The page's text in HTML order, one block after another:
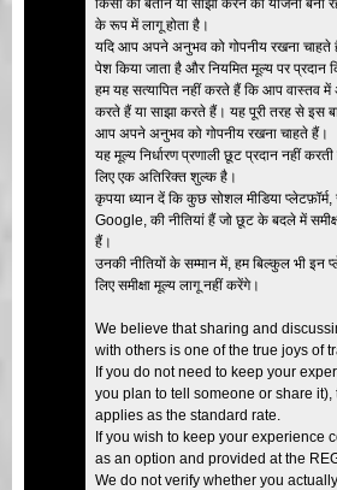
के रूप में लागू होता है।
यदि आप अपने अनुभव को गोपनीय रखना
पेश किया जाता है और नियमित मूल्य पर प्रदान
हम यह सत्यापित नहीं करते हैं कि आप वास्तव
करते हैं या साझा करते हैं। यह पूरी तरह से इस
आप अपने अनुभव को गोपनीय रखना चाहते हैं।
यह मूल्य निर्धारण प्रणाली छूट प्रदान नहीं
लिए एक अतिरिक्त शुल्क है।
कृपया ध्यान दें कि कुछ सोशल मीडिया
Google, की नीतियां हैं जो छूट के बदले में
हैं।
उनकी नीतियों के सम्मान में, हम बिल्कुल भी इन
लिए समीक्षा मूल्य लागू नहीं करेंगे।
We believe that sharing and
with others is one of the true joys of
If you do not need to keep your
you plan to tell someone or share it),
applies as the standard rate.
If you wish to keep your experience
as an option and provided at the
We do not verify whether you